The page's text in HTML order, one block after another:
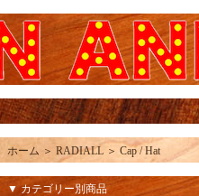
ホーム ＞ RADIALL ＞ Cap / Hat
▼ カテゴリー別商品